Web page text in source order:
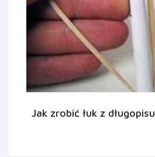
Jak zrobić łuk z długopisu